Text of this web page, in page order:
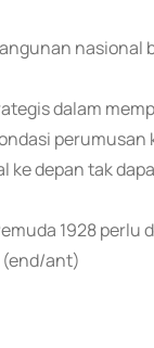
nasional
dalam
depan tak
1928
(end/ant)